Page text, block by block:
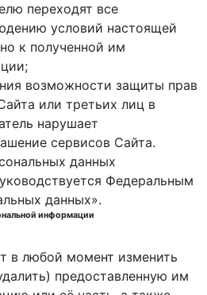
переходят все
условий настоящей
к полученной им
возможности защиты прав
или третьих лиц в
нарушает
сервисов Сайта.
данных
Федеральным
данных».
информации
в любой момент изменить
предоставленную им